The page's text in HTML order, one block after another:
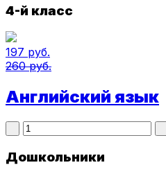
4-й класс
197 руб.
260 руб.
Английский язык
Дошкольники